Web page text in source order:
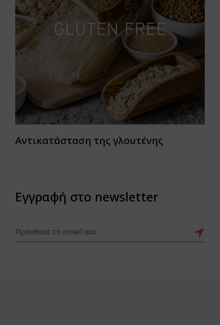
Αντικατάσταση της γλουτένης
Εγγραφή στο newsletter